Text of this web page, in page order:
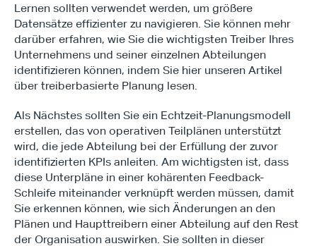
Lernen sollten verwendet werden, um größere
Datensätze effizienter zu navigieren. Sie können mehr
darüber erfahren, wie Sie die wichtigsten Treiber Ihres
Unternehmens und seiner einzelnen Abteilungen
identifizieren können, indem Sie hier unseren Artikel
über treiberbasierte Planung lesen.
Als Nächstes sollten Sie ein Echtzeit-Planungsmodell
erstellen, das von operativen Teilplänen unterstützt
wird, die jede Abteilung bei der Erfüllung der zuvor
identifizierten KPIs anleiten. Am wichtigsten ist, dass
diese Unterpläne in einer kohärenten Feedback-
Schleife miteinander verknüpft werden müssen, damit
Sie erkennen können, wie sich Änderungen an den
Plänen und Haupttreibern einer Abteilung auf den Rest
der Organisation auswirken. Sie sollten in dieser